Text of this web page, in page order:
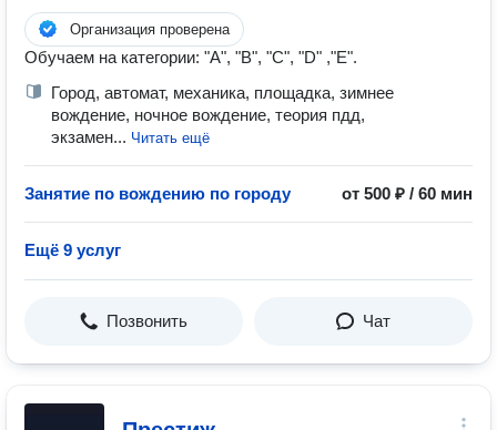
Организация проверена
Обучаем на категории: "А", "В", "С", "D" ,"Е".
Город, автомат, механика, площадка, зимнее
вождение, ночное вождение, теория пдд,
экзамен... Читать ещё
Занятие по вождению по городу от 500 ₽ / 60 мин
Ещё 9 услуг
Позвонить Чат